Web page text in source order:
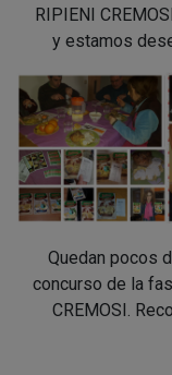
RIPIENI
y estamos
Quedan pocos
concurso de la
CREMOSI.